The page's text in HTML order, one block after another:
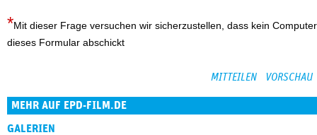
Mit dieser Frage versuchen wir sicherzustellen, dass kein Computer
dieses Formular abschickt
MEHR AUF EPD-FILM.DE
GALERIEN